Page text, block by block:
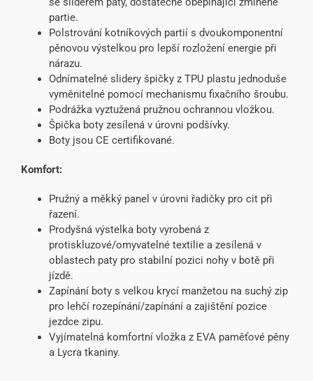
partie.
Polstrování kotníkových partií s dvoukomponentní
pěnovou výstelkou pro lepší rozložení energie při
nárazu.
Odnímatelné slidery špičky z TPU plastu jednoduše
vyměnitelné pomocí mechanismu fixačního šroubu.
Podrážka vyztužená pružnou ochrannou vložkou.
Špička boty zesílená v úrovni podšívky.
Boty jsou CE certifikované.
Komfort:
Pružný a měkký panel v úrovni řadičky pro cit při
řazení.
Prodyšná výstelka boty vyrobená z
protiskluzové/omyvatelné textilie a zesílená v
oblastech paty pro stabilní pozici nohy v botě při
jízdě.
Zapínání boty s velkou krycí manžetou na suchý zip
pro lehčí rozepínání/zapínání a zajištění pozice
jezdce zipu.
Vyjímatelná komfortní vložka z EVA paměťové pěny
a Lycra tkaniny.